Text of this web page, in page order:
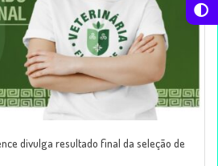
divulga resultado final da seleção de